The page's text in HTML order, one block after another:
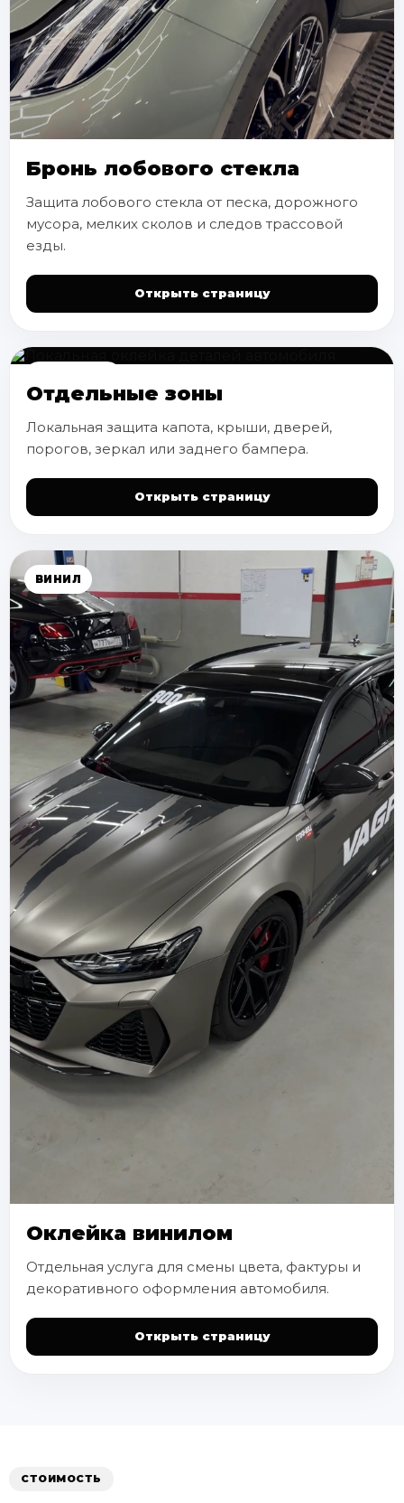
Бронь лобового стекла
Защита лобового стекла от песка, дорожного
мусора, мелких сколов и следов трассовой
езды.
Открыть страницу
Отдельные зоны
Локальная защита капота, крыши, дверей,
порогов, зеркал или заднего бампера.
Открыть страницу
ВИНИЛ
Оклейка винилом
Отдельная услуга для смены цвета, фактуры и
декоративного оформления автомобиля.
Открыть страницу
СТОИМОСТЬ